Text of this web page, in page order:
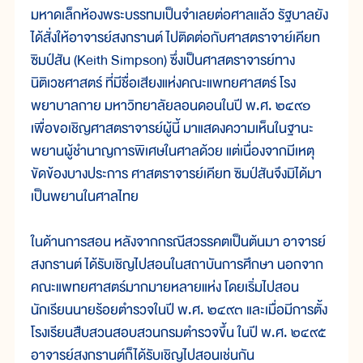
มหาดเล็กห้องพระบรรทมเป็นจำเลยต่อศาลแล้ว รัฐบาลยัง
ได้สั่งให้อาจารย์สงกรานต์ ไปติดต่อกับศาสตราจาย์เคียท
ซิมป์สัน (Keith Simpson) ซึ่งเป็นศาสตราจารย์ทาง
นิติเวชศาสตร์ ที่มีชื่อเสียงแห่งคณะแพทยศาสตร์ โรง
พยาบาลกาย มหาวิทยาลัยลอนดอนในปี พ.ศ. ๒๔๙๑
เพื่อขอเชิญศาสตราจารย์ผู้นี้ มาแสดงความเห็นในฐานะ
พยานผู้ชำนาญการพิเศษในศาลด้วย แต่เนื่องจากมีเหตุ
ขัดข้องบางประการ ศาสตราจารย์เคียท ซิมป์สันจึงมิได้มา
เป็นพยานในศาลไทย
ในด้านการสอน หลังจากกรณีสวรรคตเป็นต้นมา อาจารย์
สงกรานต์ ได้รับเชิญไปสอนในสถาบันการศึกษา นอกจาก
คณะแพทยศาสตร์มากมายหลายแห่ง โดยเริ่มไปสอน
นักเรียนนายร้อยตำรวจในปี พ.ศ. ๒๔๙๓ และเมื่อมีการตั้ง
โรงเรียนสืบสวนสอบสวนกรมตำรวจขึ้น ในปี พ.ศ. ๒๔๙๕
อาจารย์สงกรานต์ก็ได้รับเชิญไปสอนเช่นกัน